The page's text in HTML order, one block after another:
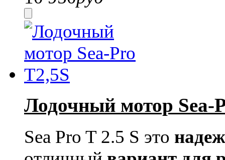
Лодочный мотор Sea-
Sea Pro T 2.5 S это